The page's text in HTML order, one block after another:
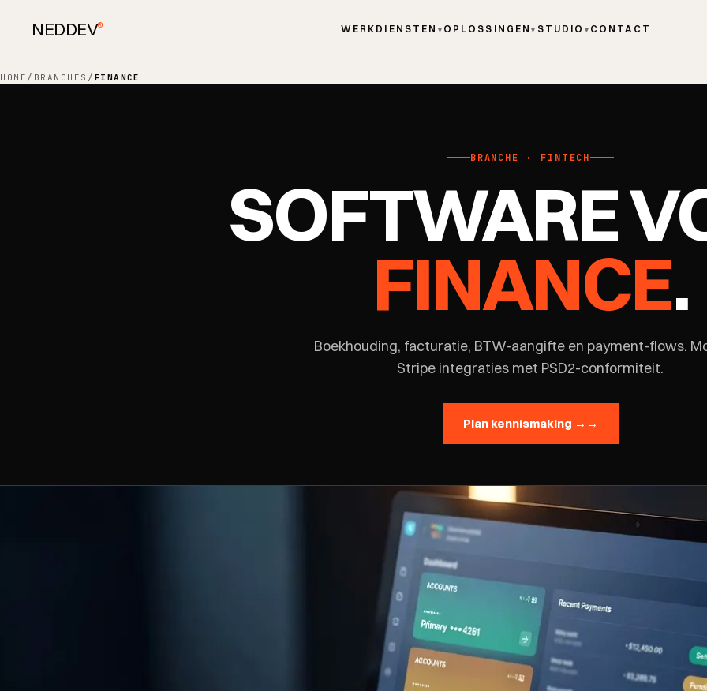
NEDDEV® WERK DIENSTEN ▾ OPLOSSINGEN▾ STUDIO ▾ CONTACT
HOME / BRANCHES / FINANCE
BRANCHE · FINTECH
SOFTWARE
FINANCE.
Boekhouding, facturatie, BTW-aangifte en payment-flows.
Stripe integraties met PSD2-conformiteit.
Plan kennismaking → →